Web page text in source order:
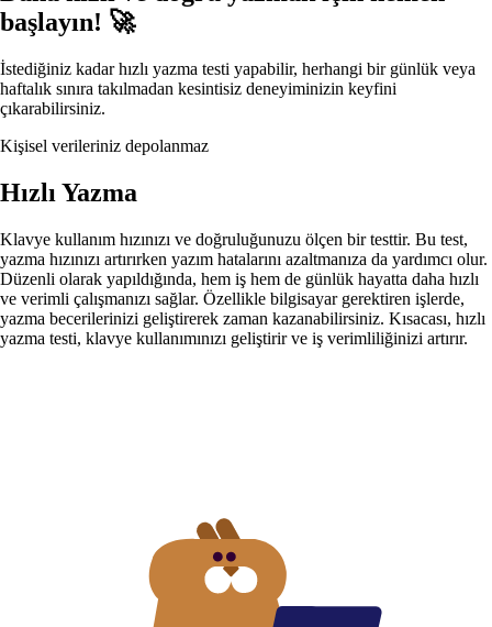
başlayın! 🚀
İstediğiniz kadar hızlı yazma testi yapabilir, herhangi bir günlük veya
haftalık sınıra takılmadan kesintisiz deneyiminizin keyfini
çıkarabilirsiniz.
Kişisel verileriniz depolanmaz
Hızlı Yazma
Klavye kullanım hızınızı ve doğruluğunuzu ölçen bir testtir. Bu test,
yazma hızınızı artırırken yazım hatalarını azaltmanıza da yardımcı olur.
Düzenli olarak yapıldığında, hem iş hem de günlük hayatta daha hızlı
ve verimli çalışmanızı sağlar. Özellikle bilgisayar gerektiren işlerde,
yazma becerilerinizi geliştirerek zaman kazanabilirsiniz. Kısacası, hızlı
yazma testi, klavye kullanımınızı geliştirir ve iş verimliliğinizi artırır.